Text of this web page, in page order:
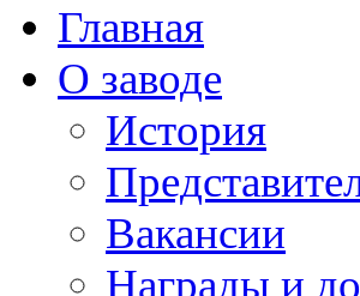
Главная
О заводе
История
Вакансии
Награды и